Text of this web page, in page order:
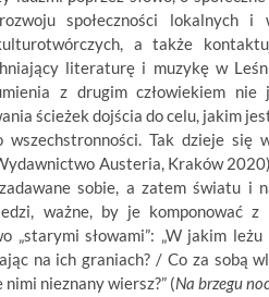
społeczności lokalnych i
a także
literaturę i muzykę w
z drugim człowiekiem nie
ścieżek dojścia do celu, jakim
Tak dzieje się
Austeria, Kraków
sobie, a zatem światu i
ważne, by je komponować
„starymi słowami”: „W jakim
na ich graniach? / Co za sobą
nieznany wiersz?” (Na brzegu